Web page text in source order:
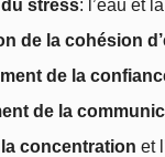
stress: l’eau et
de la cohésion
de la
de la
concentration et